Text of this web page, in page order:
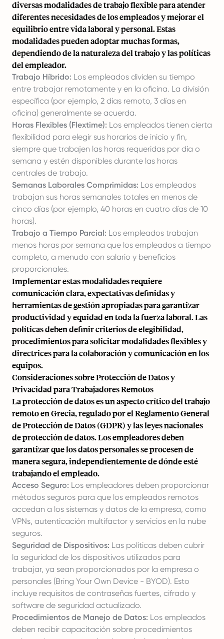
diversas modalidades de trabajo flexible para atender
diferentes necesidades de los empleados y mejorar el
equilibrio entre vida laboral y personal. Estas
modalidades pueden adoptar muchas formas,
dependiendo de la naturaleza del trabajo y las políticas
del empleador.
Trabajo Híbrido: Los empleados dividen su tiempo
entre trabajar remotamente y en la oficina. La división
específica (por ejemplo, 2 días remoto, 3 días en
oficina) generalmente se acuerda.
Horas Flexibles (Flextime): Los empleados tienen cierta
flexibilidad para elegir sus horarios de inicio y fin,
siempre que trabajen las horas requeridas por día o
semana y estén disponibles durante las horas
centrales de trabajo.
Semanas Laborales Comprimidas: Los empleados
trabajan sus horas semanales totales en menos de
cinco días (por ejemplo, 40 horas en cuatro días de 10
horas).
Trabajo a Tiempo Parcial: Los empleados trabajan
menos horas por semana que los empleados a tiempo
completo, a menudo con salario y beneficios
proporcionales.
Implementar estas modalidades requiere
comunicación clara, expectativas definidas y
herramientas de gestión apropiadas para garantizar
productividad y equidad en toda la fuerza laboral. Las
políticas deben definir criterios de elegibilidad,
procedimientos para solicitar modalidades flexibles y
directrices para la colaboración y comunicación en los
equipos.
Consideraciones sobre Protección de Datos y
Privacidad para Trabajadores Remotos
La protección de datos es un aspecto crítico del trabajo
remoto en Grecia, regulado por el Reglamento General
de Protección de Datos (GDPR) y las leyes nacionales
de protección de datos. Los empleadores deben
garantizar que los datos personales se procesen de
manera segura, independientemente de dónde esté
trabajando el empleado.
Acceso Seguro: Los empleadores deben proporcionar
métodos seguros para que los empleados remotos
accedan a los sistemas y datos de la empresa, como
VPNs, autenticación multifactor y servicios en la nube
seguros.
Seguridad de Dispositivos: Las políticas deben cubrir
la seguridad de los dispositivos utilizados para
trabajar, ya sean proporcionados por la empresa o
personales (Bring Your Own Device - BYOD). Esto
incluye requisitos de contraseñas fuertes, cifrado y
software de seguridad actualizado.
Procedimientos de Manejo de Datos: Los empleados
deben recibir capacitación sobre procedimientos